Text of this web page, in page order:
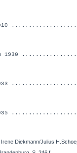
Irene Diekmann/Julius